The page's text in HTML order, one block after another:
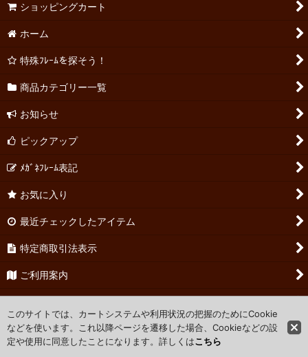
ショッピングカート
ホーム
特殊ﾌﾚｰﾑを探そう！
商品カテゴリー一覧
お知らせ
ピックアップ
ﾒｶﾞﾈﾌﾚｰﾑ表記
お気に入り
最近チェックしたアイテム
特定商取引法表示
ご利用案内
Powered byおちゃのこネット ネットショップ作成サービス
このサイトでは、カートシステムや利用状況の把握のためにCookie
などを使います。これ以降ページを遷移した場合、Cookieなどの設
定や使用に同意したことになります。詳しくはこちら